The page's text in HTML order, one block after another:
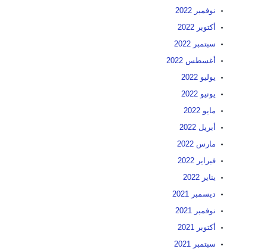
نوفمبر 2022
أكتوبر 2022
سبتمبر 2022
أغسطس 2022
يوليو 2022
يونيو 2022
مايو 2022
أبريل 2022
مارس 2022
فبراير 2022
يناير 2022
ديسمبر 2021
نوفمبر 2021
أكتوبر 2021
سبتمبر 2021